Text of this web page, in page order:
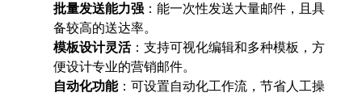
批量发送能力强 ：能一次性发送大量邮件，且具
备较高的送达率。
模板设计灵活：支持可视化编辑和多种模板，方
便设计专业的营销邮件。
自动化功能：可设置自动化工作流，节省人工操